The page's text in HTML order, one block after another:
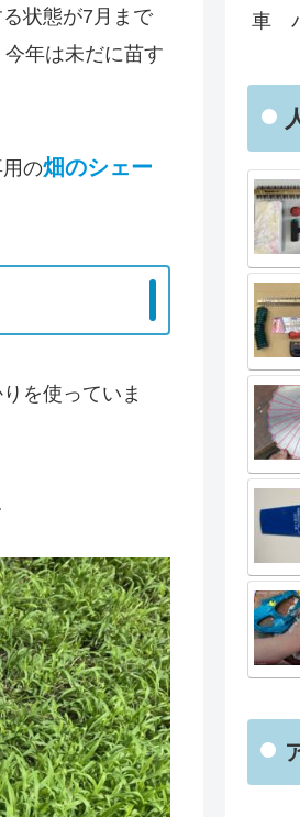
状態が7月まで
年は未だに苗す
の畑のシェー
を使っていま
車